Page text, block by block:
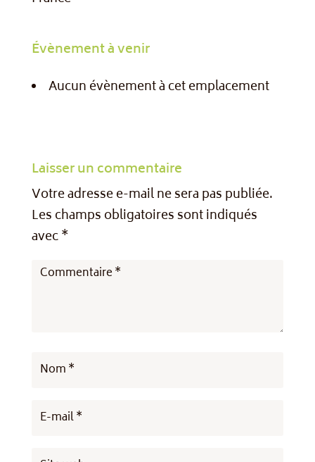
Évènement à venir
Aucun évènement à cet emplacement
Laisser un commentaire
Votre adresse e-mail ne sera pas publiée.
Les champs obligatoires sont indiqués
avec*